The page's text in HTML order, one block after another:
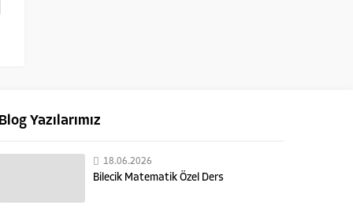
Yazılarımız
18.06.2026
Bilecik Matematik Özel Ders